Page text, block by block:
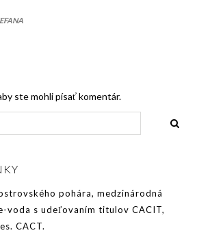
NDS V ROKU 2026
ste mohli písať komentár.
pohára, medzinárodná
voda s udeľovaním titulov CACIT,
CACT.